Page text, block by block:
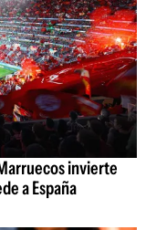
invierte
a España